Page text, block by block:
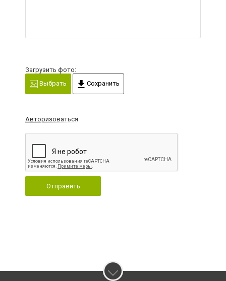
Загрузить фото:
Выбрать
Сохранить
Авторизоваться
Отправить